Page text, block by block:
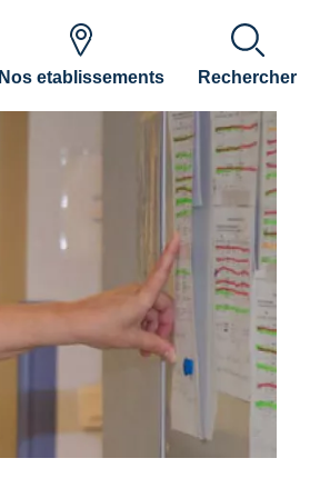
Nos etablissements Rechercher